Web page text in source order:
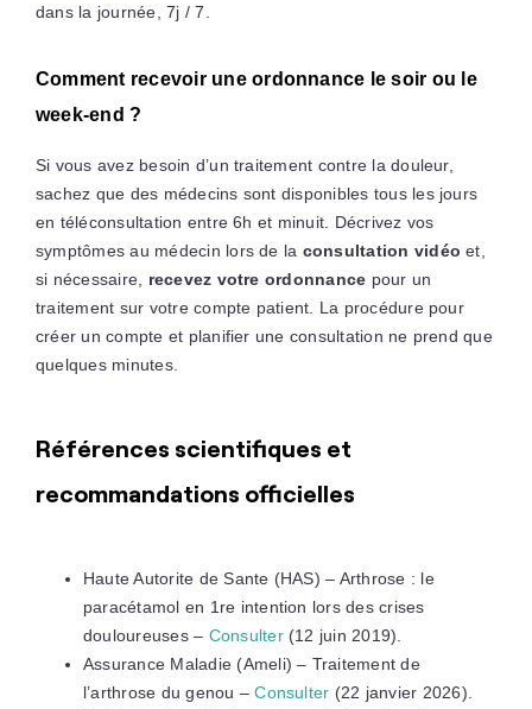
dans la journée, 7j / 7.
Comment recevoir une ordonnance le soir ou le
week-end ?
Si vous avez besoin d’un traitement contre la douleur,
sachez que des médecins sont disponibles tous les jours
en téléconsultation entre 6h et minuit. Décrivez vos
symptômes au médecin lors de la consultation vidéo et,
si nécessaire,
recevez votre ordonnance pour un
traitement sur votre compte patient. La procédure pour
créer un compte et planifier une consultation ne prend que
quelques minutes.
Références scientifiques et
recommandations officielles
Haute Autorite de Sante (HAS) – Arthrose : le
paracétamol en 1re intention lors des crises
douloureuses – Consulter(12 juin 2019).
Assurance Maladie (Ameli) – Traitement de
l’arthrose du genou –Consulter (22 janvier 2026).